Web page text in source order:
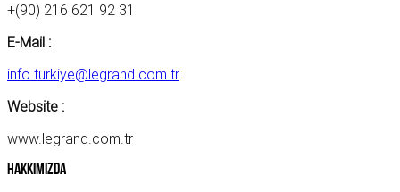
+(90) 216 621 92 31
E-Mail :
info.turkiye@legrand.com.tr
Website :
www.legrand.com.tr
Hakkımızda